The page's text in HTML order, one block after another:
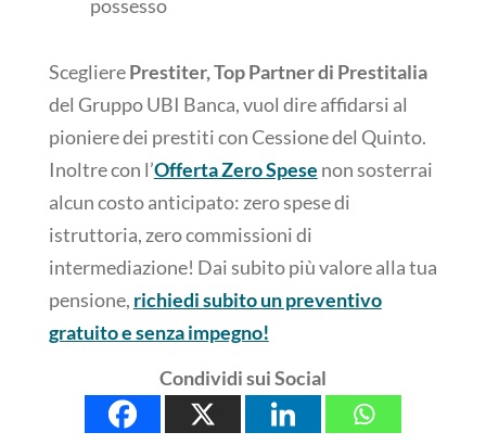
possesso
SceglierePrestiter, Top Partner di Prestitalia
del Gruppo UBI Banca, vuol dire affidarsi al
pioniere dei prestiti con Cessione del Quinto.
Inoltre con l’Offerta Zero Spese non sosterrai
alcun costo anticipato: zero spese di
istruttoria, zero commissioni di
intermediazione! Dai subito più valore alla tua
pensione, richiedi subito un preventivo
gratuito e senza impegno!
Condividi sui Social